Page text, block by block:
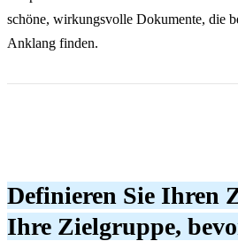
schöne, wirkungsvolle Dokumente, die
Anklang finden.
Definieren Sie Ihren
Ihre Zielgruppe,